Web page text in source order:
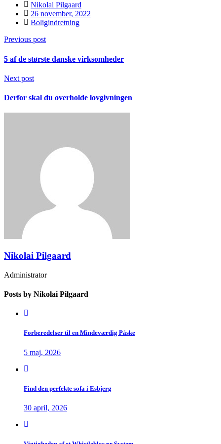
Nikolai Pilgaard
26 november, 2022
Boligindretning
Previous post
5 af de største danske virksomheder
Next post
Derfor skal du overholde lovgivningen
Nikolai Pilgaard
Administrator
Posts by Nikolai Pilgaard
Forberedelser til en Mindeværdig Påske
5 maj, 2026
Find den perfekte sofa i Esbjerg
30 april, 2026